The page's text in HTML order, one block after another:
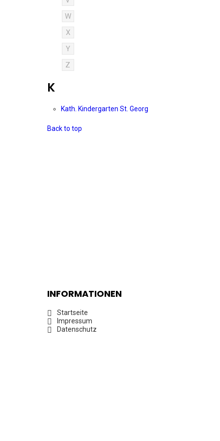
W
X
Y
Z
K
Kath. Kindergarten St. Georg
Back to top
INFORMATIONEN
Startseite
Impressum
Datenschutz